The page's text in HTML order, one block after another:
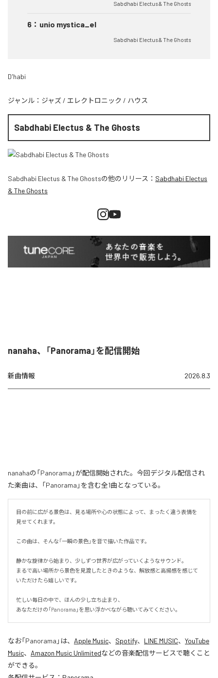
Sabdhabi Electus & The Ghosts
6 ： unio mystica_el
Sabdhabi Electus & The Ghosts
D'habi
ジャンル： ジャズ / エレクトロニック / ハウス
Sabdhabi Electus & The Ghosts
Sabdhabi Electus & The Ghostsの他のリリース： Sabdhabi Electus
& The Ghosts
nanaha、「Panorama」を配信開始
新曲情報 2026.8.3
nanahaの「Panorama」が配信開始された。今回デジタル配信され
た楽曲は、「Panorama」を含む全1曲となっている。
目の前に広がる景色は、見る場所や心の状態によって、まったく違う表情を
見せてくれます。
この曲は、そんな「一瞬の景色」を音で描いた作品です。
静かな旋律から始まり、少しずつ世界が広がっていくようなサウンド。
まるで高い場所から景色を見渡したときのような、解放感と高揚感を感じて
いただけたら嬉しいです。
忙しい毎日の中で、ほんの少し立ち止まり、
あなただけの「Panorama」を思い浮かべながら聴いてみてください。
なお「Panorama 」は、 Apple Music、 Spotify、 LINE MUSIC、 YouTube
Music、 Amazon Music Unlimitedなどの音楽配信サービスで聴くこと
ができる。